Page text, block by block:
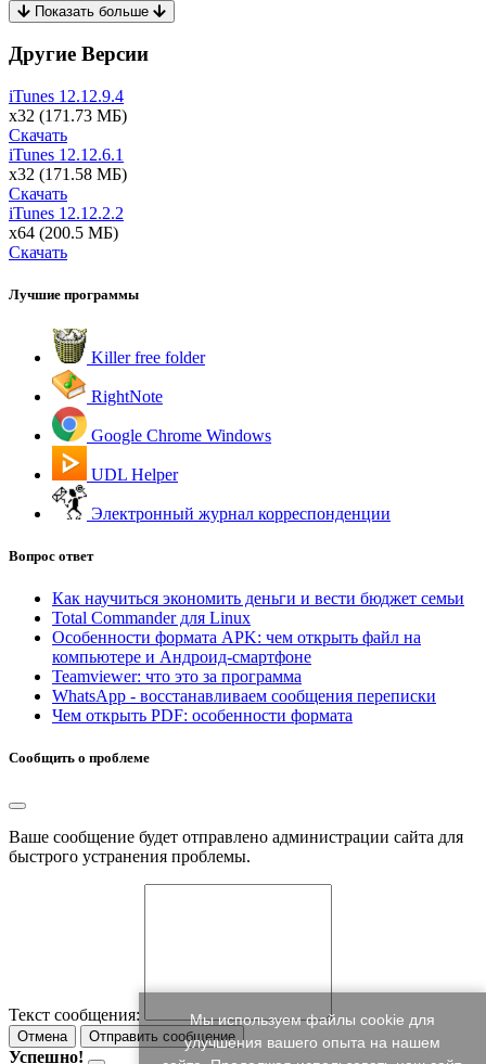
Показать больше
Другие Версии
iTunes 12.12.9.4
x32 (171.73 МБ)
Скачать
iTunes 12.12.6.1
x32 (171.58 МБ)
Скачать
iTunes 12.12.2.2
x64 (200.5 МБ)
Скачать
Лучшие программы
Killer free folder
RightNote
Google Chrome Windows
UDL Helper
Электронный журнал корреспонденции
Вопрос ответ
Как научиться экономить деньги и вести бюджет семьи
Total Commander для Linux
Особенности формата APK: чем открыть файл на
компьютере и Андроид-смартфоне
Teamviewer: что это за программа
WhatsApp - восстанавливаем сообщения переписки
Чем открыть PDF: особенности формата
Сообщить о проблеме
Ваше сообщение будет отправлено администрации сайта для
быстрого устранения проблемы.
Текст сообщения:
Отмена Отправить сообщение
Успешно!
Мы используем файлы cookie для
улучшения вашего опыта на нашем